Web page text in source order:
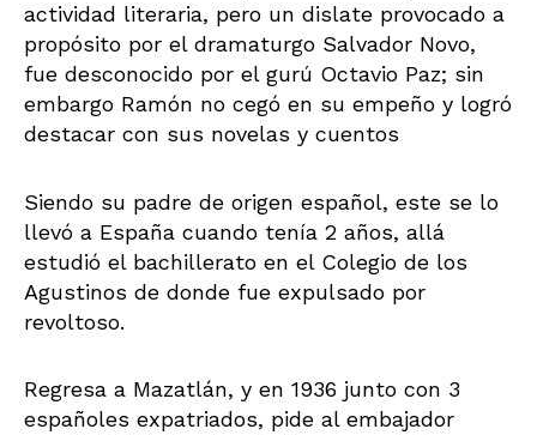
actividad literaria, pero un dislate provocado a
propósito por el dramaturgo Salvador Novo,
fue desconocido por el gurú Octavio Paz; sin
embargo Ramón no cegó en su empeño y logró
destacar con sus novelas y cuentos
Siendo su padre de origen español, este se lo
llevó a España cuando tenía 2 años, allá
estudió el bachillerato en el Colegio de los
Agustinos de donde fue expulsado por
revoltoso.
Regresa a Mazatlán, y en 1936 junto con 3
españoles expatriados, pide al embajador